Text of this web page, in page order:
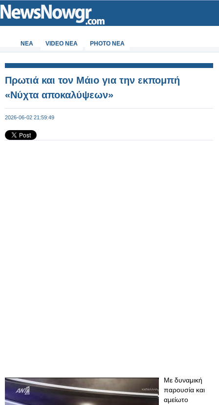
ΝΕΑ VIDEO NEA PHOTO NEA
Πρωτιά και τον Μάιο για την εκπομπή
«Νύχτα αποκαλύψεων»
2026-06-02 21:59:49
Με δυναμική
παρουσία και
αμείωτο